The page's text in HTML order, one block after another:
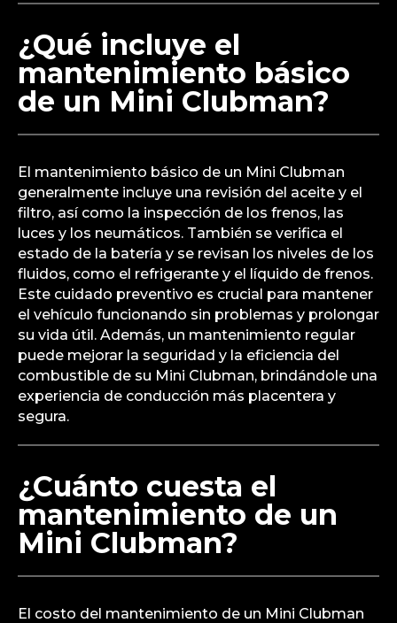
¿Qué incluye el
mantenimiento básico
de un Mini Clubman?
El mantenimiento básico de un Mini Clubman
generalmente incluye una revisión del aceite y el
filtro, así como la inspección de los frenos, las
luces y los neumáticos. También se verifica el
estado de la batería y se revisan los niveles de los
fluidos, como el refrigerante y el líquido de frenos.
Este cuidado preventivo es crucial para mantener
el vehículo funcionando sin problemas y prolongar
su vida útil. Además, un mantenimiento regular
puede mejorar la seguridad y la eficiencia del
combustible de su Mini Clubman, brindándole una
experiencia de conducción más placentera y
segura.
¿Cuánto cuesta el
mantenimiento de un
Mini Clubman?
El costo del mantenimiento de un Mini Clubman